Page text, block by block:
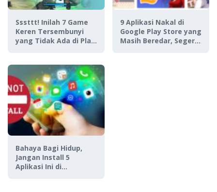
Sssttt! Inilah 7 Game
Keren Tersembunyi
yang Tidak Ada di Play
9 Aplikasi Nakal di
Google Play Store yang
Masih Beredar, Segera
Bahaya Bagi Hidup,
Jangan Install 5
Aplikasi Ini di